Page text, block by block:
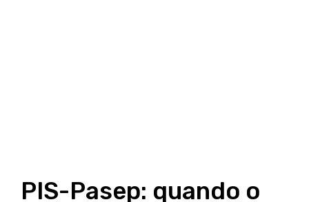
PIS-Pasep: quando o